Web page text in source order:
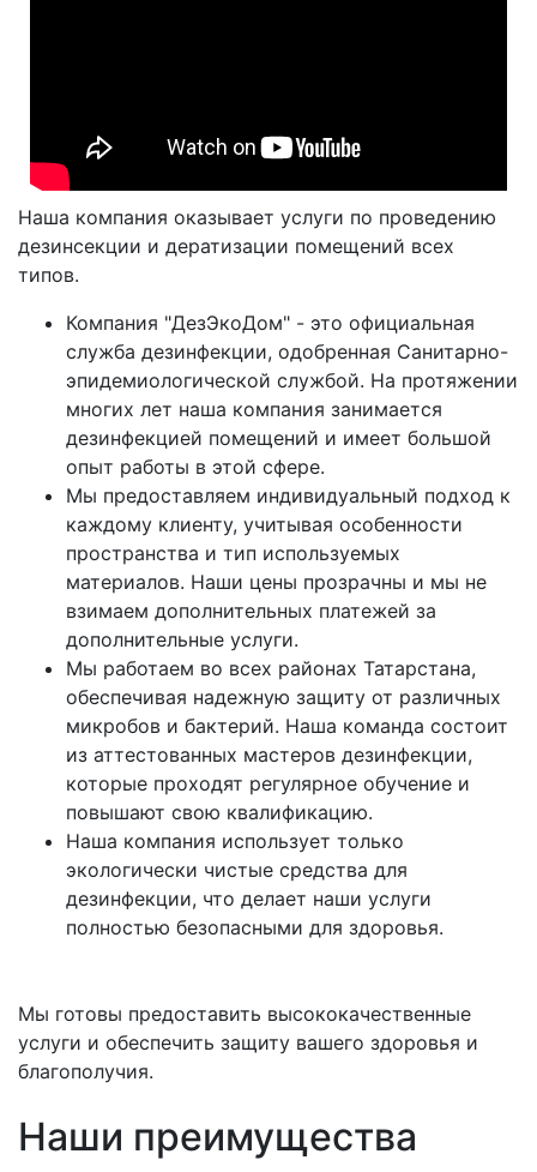
Наша компания оказывает услуги по проведению
дезинсекции и дератизации помещений всех
типов.
Компания "ДезЭкоДом" - это официальная
служба дезинфекции, одобренная Санитарно-
эпидемиологической службой. На протяжении
многих лет наша компания занимается
дезинфекцией помещений и имеет большой
опыт работы в этой сфере.
Мы предоставляем индивидуальный подход к
каждому клиенту, учитывая особенности
пространства и тип используемых
материалов. Наши цены прозрачны и мы не
взимаем дополнительных платежей за
дополнительные услуги.
Мы работаем во всех районах Татарстана,
обеспечивая надежную защиту от различных
микробов и бактерий. Наша команда состоит
из аттестованных мастеров дезинфекции,
которые проходят регулярное обучение и
повышают свою квалификацию.
Наша компания использует только
экологически чистые средства для
дезинфекции, что делает наши услуги
полностью безопасными для здоровья.
Мы готовы предоставить высококачественные
услуги и обеспечить защиту вашего здоровья и
благополучия.
Наши преимущества